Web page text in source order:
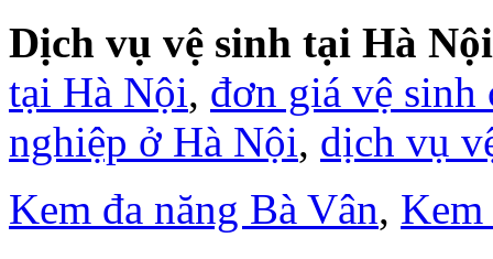
Dịch vụ vệ sinh tại Hà
tại Hà Nội, đơn giá vệ sinh
nghiệp ở Hà Nội, dịch vụ
Kem đa năng Bà Vân,